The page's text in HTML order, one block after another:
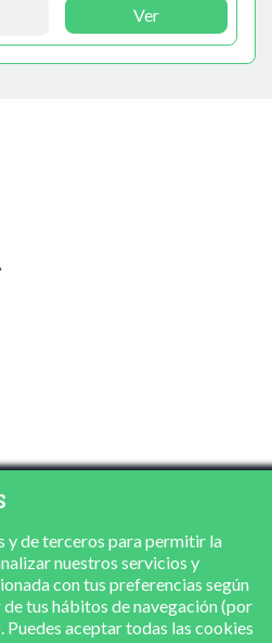
Ver
de terceros para permitir la
nuestros servicios y
con tus preferencias según
tus hábitos de navegación (por
Puedes aceptar todas las cookies